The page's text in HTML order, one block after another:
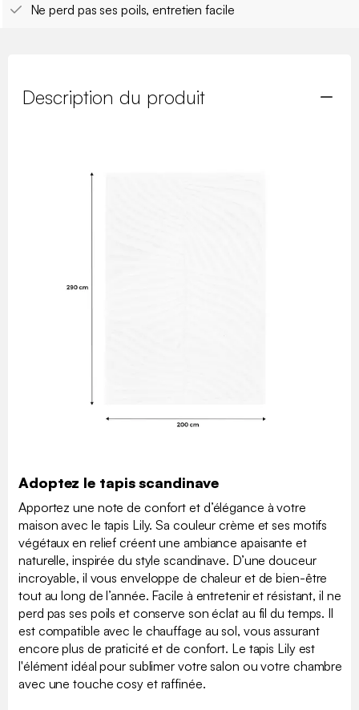
Ne perd pas ses poils, entretien facile
Description du produit
Adoptez le tapis scandinave
Apportez une note de confort et d’élégance à votre
maison avec le tapis Lily. Sa couleur crème et ses motifs
végétaux en relief créent une ambiance apaisante et
naturelle, inspirée du style scandinave. D’une douceur
incroyable, il vous enveloppe de chaleur et de bien-être
tout au long de l’année. Facile à entretenir et résistant, il ne
perd pas ses poils et conserve son éclat au fil du temps. Il
est compatible avec le chauffage au sol, vous assurant
encore plus de praticité et de confort. Le tapis Lily est
l'élément idéal pour sublimer votre salon ou votre chambre
avec une touche cosy et raffinée.